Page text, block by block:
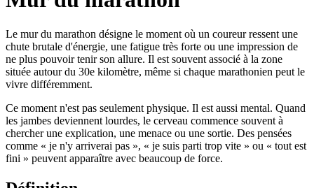
Le mur du marathon désigne le moment où un coureur ressent une
chute brutale d'énergie, une fatigue très forte ou une impression de
ne plus pouvoir tenir son allure. Il est souvent associé à la zone
située autour du 30e kilomètre, même si chaque marathonien peut le
vivre différemment.
Ce moment n'est pas seulement physique. Il est aussi mental. Quand
les jambes deviennent lourdes, le cerveau commence souvent à
chercher une explication, une menace ou une sortie. Des pensées
comme « je n'y arriverai pas », « je suis parti trop vite » ou « tout est
fini » peuvent apparaître avec beaucoup de force.